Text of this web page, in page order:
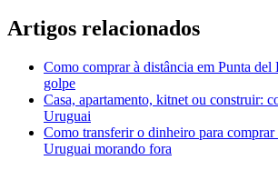
Artigos relacionados
Como comprar à distância em Punta del
golpe
Casa, apartamento, kitnet ou construir:
Uruguai
Como transferir o dinheiro para
Uruguai morando fora